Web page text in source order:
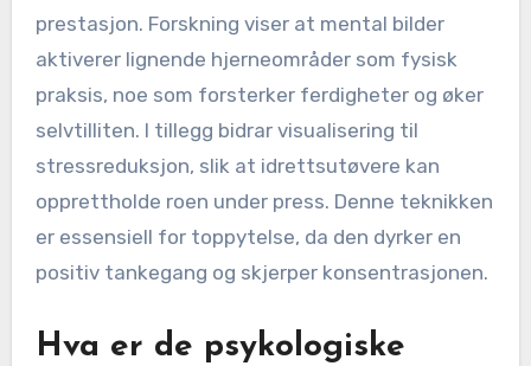
prestasjon. Forskning viser at mental bilder
aktiverer lignende hjerneområder som fysisk
praksis, noe som forsterker ferdigheter og øker
selvtilliten. I tillegg bidrar visualisering til
stressreduksjon, slik at idrettsutøvere kan
opprettholde roen under press. Denne teknikken
er essensiell for toppytelse, da den dyrker en
positiv tankegang og skjerper konsentrasjonen.
Hva er de psykologiske